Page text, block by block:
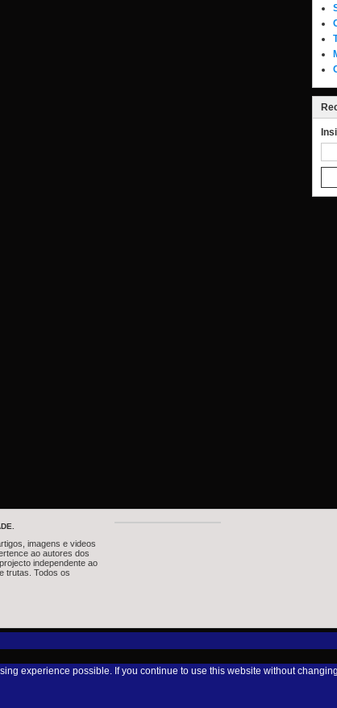
imagens e videos
ao autores dos
independente ao
trutas. Todos os
experience possible. If you continue to use this website without